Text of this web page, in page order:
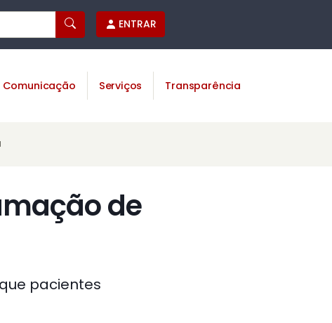
ENTRAR
Comunicação Serviços Transparência
de
pacientes